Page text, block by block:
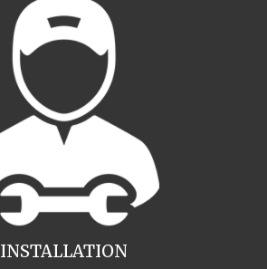
INSTALLATION